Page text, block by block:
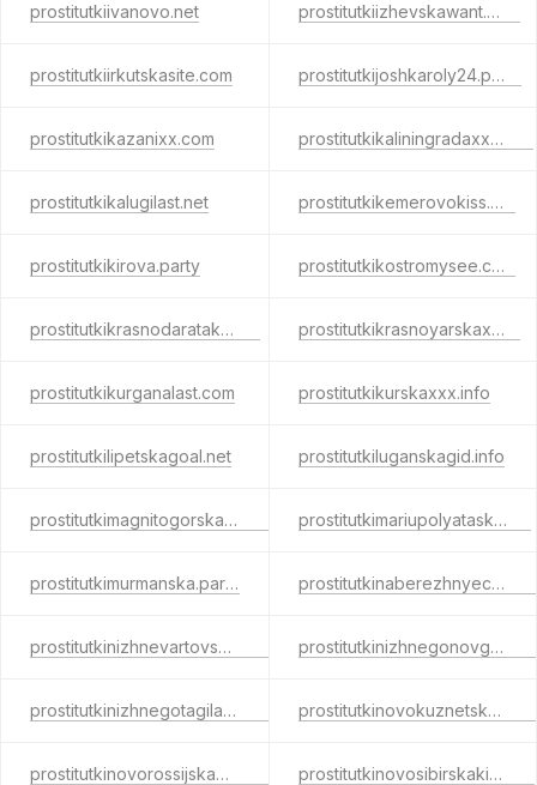
prostitutkiivanovo.net prostitutkiizhevskawant.com
prostitutkiirkutskasite.com prostitutkijoshkaroly24.party
prostitutkikazanixx.com prostitutkikaliningradaxxx.info
prostitutkikalugilast.net prostitutkikemerovokiss.net
prostitutkikirova.party prostitutkikostromysee.com
prostitutkikrasnodaratake.net prostitutkikrasnoyarskax.net
prostitutkikurganalast.com prostitutkikurskaxxx.info
prostitutkilipetskagoal.net prostitutkiluganskagid.info
prostitutkimagnitogorska.party prostitutkimariupolyatask.com
prostitutkimurmanska.party prostitutkinaberezhnyechelny.party
prostitutkinizhnevartovska.party prostitutkinizhnegonovgoroda.party
prostitutkinizhnegotagilaslap.net prostitutkinovokuznetskaerotic.com
prostitutkinovorossijskawant.com prostitutkinovosibirskakiss.net